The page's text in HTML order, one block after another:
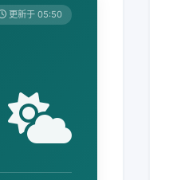
更新于 05:50